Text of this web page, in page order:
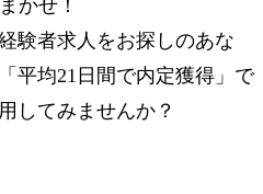
かせ！
験者求人をお探しのあな
平均21日間で内定獲得」で
してみませんか？